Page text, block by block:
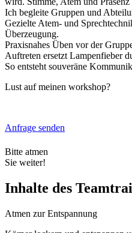
Ich begleite Gruppen und
Gezielte Atem- und
Überzeugung.
Praxisnahes Üben vor der
Auftreten ersetzt Lampenfieber
So entsteht souveräne
Lust auf meinen workshop?
Anfrage senden
Bitte atmen
Sie weiter!
Inhalte des
Atmen zur Entspannung